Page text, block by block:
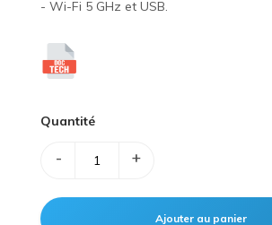
- Wi-Fi 5 GHz et USB.
Quantité
- +